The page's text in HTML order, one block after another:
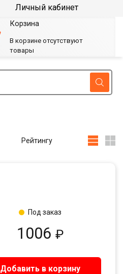
Рейтингу
1006 ₽
Добавить в корзину
Под заказ
Личный кабинет
Корзина
В корзине отсутствуют
товары